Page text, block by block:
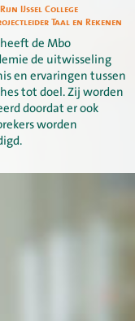
Rijn IJssel College
Taal en Rekenen
de Mbo
de uitwisseling
en ervaringen tussen
tot doel. Zij worden
doordat er ook
worden